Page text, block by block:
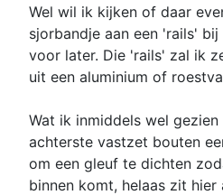
Wel wil ik kijken of daar
sjorbandje aan een 'rails'
voor later. Die 'rails' zal ik
uit een aluminium of
Wat ik inmiddels wel
achterste vastzet bouten
om een gleuf te dichten
binnen komt, helaas zit hier